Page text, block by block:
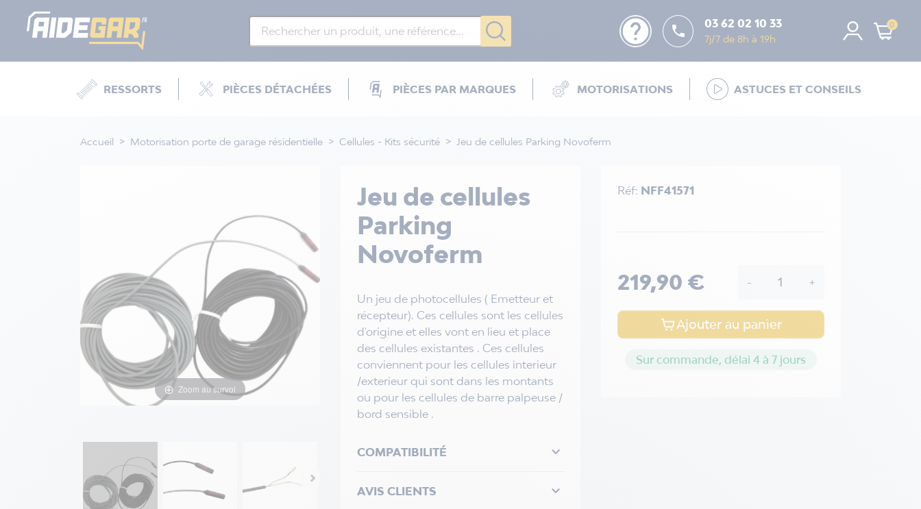
help  03 62 02 10 33
7j/7 de 8h à 19h
0
RESSORTS PIÈCES DÉTACHÉES PIÈCES PAR MARQUES MOTORISATIONS ASTUCES ET CONSEILS
Accueil Motorisation porte de garage résidentielle Cellules - Kits sécurité Jeu de cellules Parking Novoferm
Zoom au survol
Jeu de cellules
Parking
Novoferm
Un jeu de photocellules ( Emetteur et
récepteur). Ces cellules sont les cellules
d'origine et elles vont en lieu et place
des cellules existantes . Ces cellules
conviennent pour les cellules interieur
/exterieur qui sont dans les montants
ou pour les cellules de barre palpeuse /
bord sensible .
COMPATIBILITÉ 
AVIS CLIENTS 
Réf: NFF41571
219,90 € - +
Ajouter au panier
Sur commande, délai 4 à 7 jours